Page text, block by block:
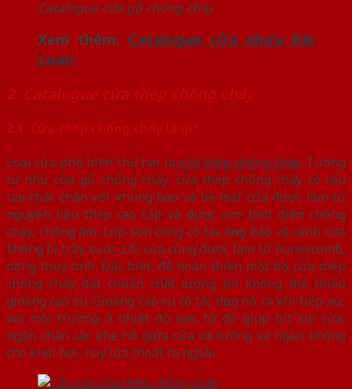
Catalogue cửa gỗ chống cháy
Xem thêm: Catalogue cửa nhựa Đài
Loan
2. Catalogue cửa thép chống cháy
2.1. Cửa thép chống cháy là gì?
Loại cửa phổ biến thứ hai là cửa thép chống cháy. Tương
tự như cửa gỗ chống cháy, cửa thép chống cháy có cấu
tạo chắc chắn với khung bao và bề mặt cửa được làm từ
nguyên liệu thép cao cấp và được sơn tĩnh điện chống
cháy, chống âm. Lớp sơn cũng có tác dụng bảo vệ cánh cửa
không bị trầy xước. Lõi cửa cũng được làm từ honeycomb,
bông thuỷ tinh. Đặc biệt, để hoàn thiện một bộ cửa thép
chống cháy đạt chuẩn chất lượng thì không thể thiếu
gioăng cao su. Gioăng cao su có tác dụng nở ra khi tiếp xúc
với môi trường ở nhiệt độ cao, từ đó giúp bít kín cửa,
ngăn chặn các khe hở giữa cửa và tường và ngăn không
cho khói hơi, hay lửa thoát ra ngoài.